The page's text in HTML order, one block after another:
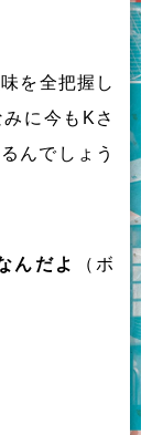
を全把握 し
み に 今 も K さ
る んで し ょ う
んだよ
（ボ